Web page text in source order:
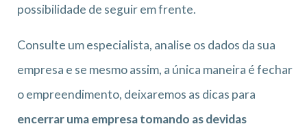
possibilidade de seguir em frente.
Consulte um especialista, analise os dados da sua
empresa e se mesmo assim, a única maneira é fechar
o empreendimento, deixaremos as dicas para
encerrar uma empresatomando as devidas